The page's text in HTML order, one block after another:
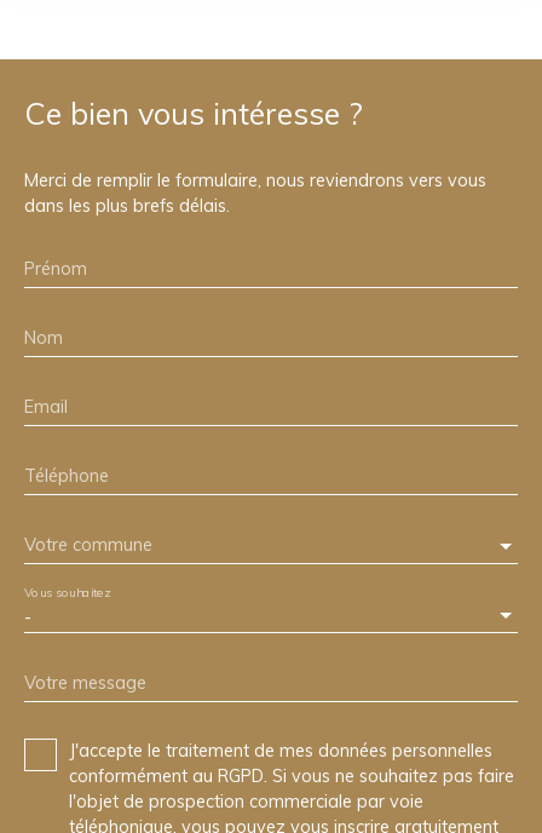
Ce bien vous intéresse ?
Merci de remplir le formulaire, nous reviendrons vers vous
dans les plus brefs délais.
Prénom
Nom
Email
Téléphone
Votre commune
-
Vous souhaitez
Votre message
J'accepte le traitement de mes données personnelles
conformément au RGPD. Si vous ne souhaitez pas faire
l'objet de prospection commerciale par voie
téléphonique, vous pouvez vous inscrire gratuitement